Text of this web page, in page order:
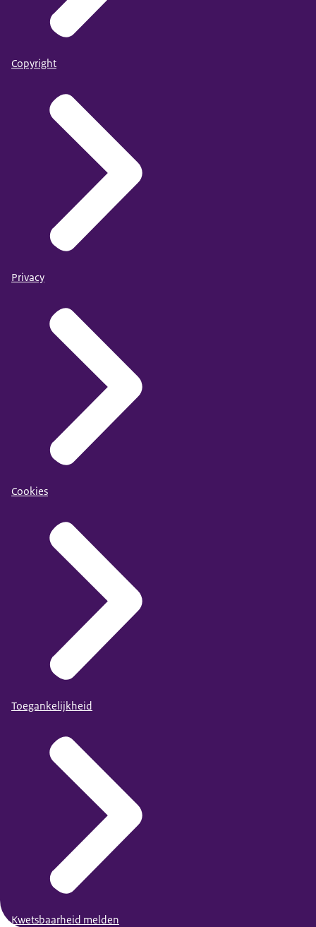
Copyright
Privacy
Cookies
Toegankelijkheid
Kwetsbaarheid melden